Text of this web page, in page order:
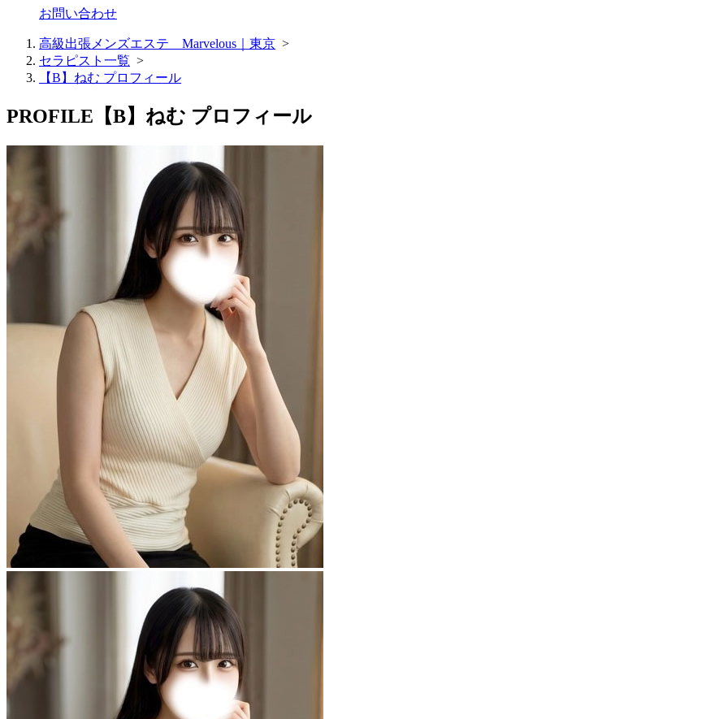
お問い合わせ
高級出張メンズエステ Marvelous｜東京 >
セラピスト一覧 >
【B】ねむ プロフィール
PROFILE 【B】ねむ プロフィール